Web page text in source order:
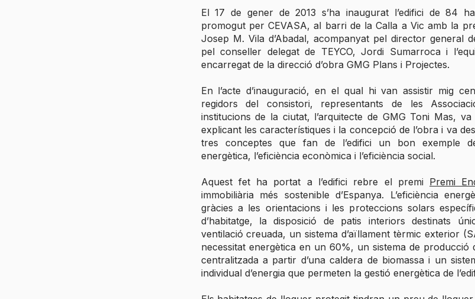
El 17 de gener de 2013 s’ha inaugurat l’edifici de 84
promogut per CEVASA, al barri de la Calla a Vic amb la
Josep M. Vila d’Abadal, acompanyat pel director general
pel conseller delegat de TEYCO, Jordi Sumarroca i
encarregat de la direcció d’obra GMG Plans i Projectes.
En l’acte d’inauguració, en el qual hi van assistir mig
regidors del consistori, representants de les
institucions de la ciutat, l’arquitecte de GMG Toni Mas,
explicant les característiques i la concepció de l’obra i va
tres conceptes que fan de l’edifici un bon exemple de
energètica, l’eficiència econòmica i l’eficiència social.
Aquest fet ha portat a l’edifici rebre el premi Premi
immobiliària més sostenible d’Espanya. L’eficiència
gràcies a les orientacions i les proteccions solars
d’habitatge, la disposició de patis interiors destinats
ventilació creuada, un sistema d’aïllament tèrmic exterior
necessitat energètica en un 60%, un sistema de producció
centralitzada a partir d’una caldera de biomassa i un
individual d’energia que permeten la gestió energètica de